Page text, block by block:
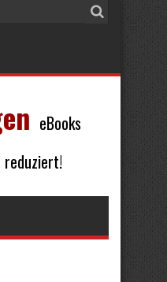
eBooks
reduziert!